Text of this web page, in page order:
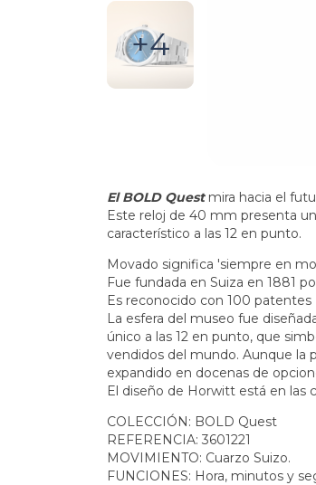
+4
El BOLD Questmira hacia el
Este reloj de 40 mm presenta
característico a las 12 en punto.
Movado significa 'siempre en
Fue fundada en Suiza en 1881
Es reconocido con 100
La esfera del museo fue
único a las 12 en punto, que
vendidos del mundo. Aunque la
expandido en docenas de
El diseño de Horwitt está en las
COLECCIÓN: BOLD Quest
REFERENCIA: 3601221
MOVIMIENTO: Cuarzo Suizo.
FUNCIONES: Hora, minutos y